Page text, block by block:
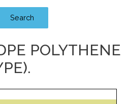
Search
POLYTHENE